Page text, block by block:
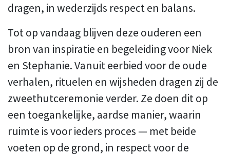
dragen, in wederzijds respect en balans.
Tot op vandaag blijven deze ouderen een
bron van inspiratie en begeleiding voor Niek
en Stephanie. Vanuit eerbied voor de oude
verhalen, rituelen en wijsheden dragen zij de
zweethutceremonie verder. Ze doen dit op
een toegankelijke, aardse manier, waarin
ruimte is voor ieders proces — met beide
voeten op de grond, in respect voor de